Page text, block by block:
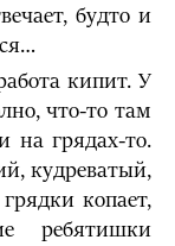
будто и
кипит. У
что-то там
на грядах-то.
кудреватый,
копает,
ребятишки